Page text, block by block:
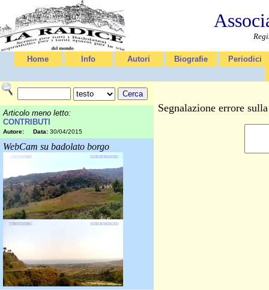
Home Info Autori Biografie Periodici
Articolo meno letto:
CONTRIBUTI
Autore: Data: 30/04/2015
WebCam su badolato borgo
Segnalazione errore